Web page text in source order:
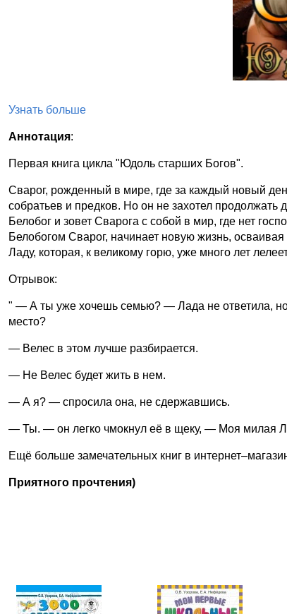
Узнать больше
Аннотация:
Первая книга цикла "Юдоль старших Богов".
Сварог, рожденный в мире, где за каждый новый
собратьев и предков. Но он не захотел продолжать
Белобог и зовет Сварога с собой в мир, где нет
Белобогом Сварог, начинает новую жизнь,
Ладу, которая, к великому горю, уже много лет
Отрывок:
" — А ты уже хочешь семью? — Лада не ответила,
место?
— Велес в этом лучше разбирается.
— Не Велес будет жить в нем.
— А я? — спросила она, не сдержавшись.
— Ты. — он легко чмокнул её в щеку, — Моя милая
Ещё больше замечательных книг в
Приятного прочтения)